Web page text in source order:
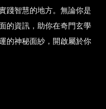
踐智慧的地方。無論你是
的資訊，助你在奇門玄學
的神秘面紗，開啟屬於你